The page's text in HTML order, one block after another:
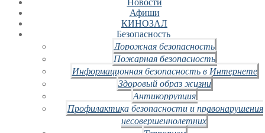
Новости
Афиши
КИНОЗАЛ
Безопасность
Дорожная безопасность
Пожарная безопасность
Информационная безопасность в Интернете
Здоровый образ жизни
Антикоррупция
Профилактика безопасности и правонарушения
несовершеннолетних